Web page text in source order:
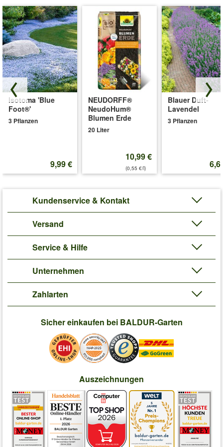
Isotoma 'Blue
Foot®'
3 Pflanzen
9,99 €
NEUDORFF®
NeudoHum®
Blumen Erde
20 Liter
10,99 €
(0,55 €/l)
Blauer Duft-
Lavendel
3 Pflanzen
Kundenservice & Kontakt
Versand
Service & Hilfe
Unternehmen
Zahlarten
Sicher einkaufen bei BALDUR-Garten
Auszeichnungen